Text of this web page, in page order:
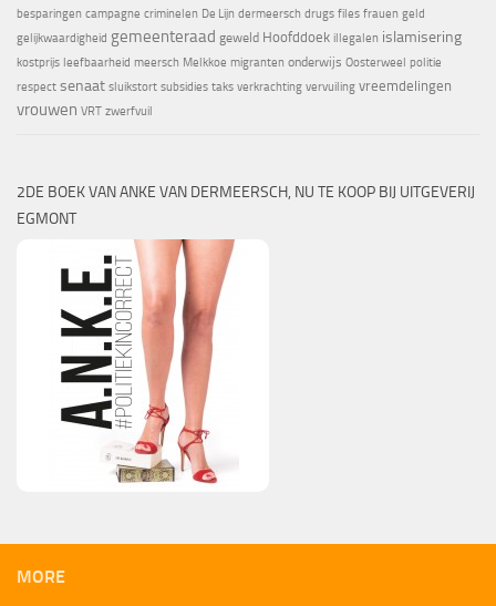
besparingen campagne criminelen De Lijn dermeersch drugs files frauen geld
gelijkwaardigheid gemeenteraad geweld Hoofddoek illegalen islamisering
kostprijs leefbaarheid meersch Melkkoe migranten onderwijs Oosterweel politie
respect senaat sluikstort subsidies taks verkrachting vervuiling vreemdelingen
vrouwen VRT zwerfvuil
2DE BOEK VAN ANKE VAN DERMEERSCH, NU TE KOOP BIJ UITGEVERIJ
EGMONT
MORE